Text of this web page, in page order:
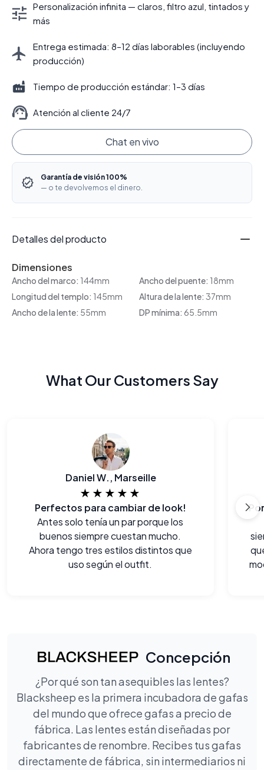
Personalización infinita — claros, filtro azul, tintados y
más
Entrega estimada: 8–12 días laborables (incluyendo
producción)
Tiempo de producción estándar: 1–3 días
Atención al cliente 24/7
Chat en vivo
Garantía de visión 100%
— o te devolvemos el dinero.
Detalles del producto
Dimensiones
Ancho del marco: 144mm Ancho del puente: 18mm
Longitud del templo: 145mm Altura de la lente: 37mm
Ancho de la lente: 55mm DP mínima: 65.5mm
What Our Customers Say
Daniel W., Marseille
★★★★★
Perfectos para cambiar de look!
Antes solo tenía un par porque los
buenos siempre cuestan mucho.
Ahora tengo tres estilos distintos que
uso según el outfit.
Concepción
¿Por qué son tan asequibles las lentes?
Blacksheep es la primera incubadora de gafas
del mundo que ofrece gafas a precio de
fábrica. Las lentes están diseñadas por
fabricantes de renombre. Recibes tus gafas
directamente de fábrica, sin intermediarios ni